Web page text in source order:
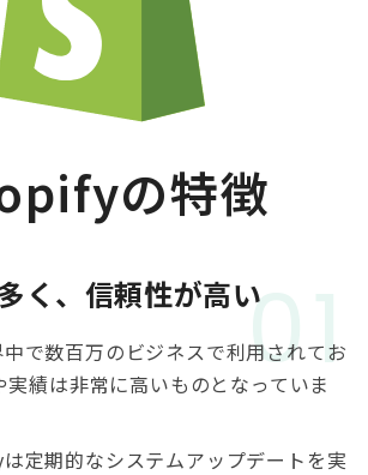
の特徴
く、信頼性が高い
で数百万のビジネスで利用されてお
実績は非常に高いものとなっていま
定期的なシステムアップデートを実
01